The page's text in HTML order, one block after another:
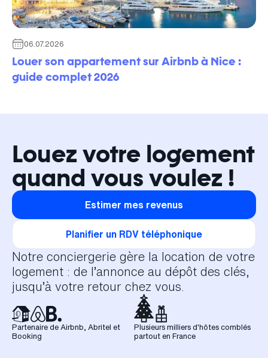
06.07.2026
Louer son appartement sur Airbnb à Nice :
guide complet 2026
Louez votre logement
quand vous voulez !
Estimer mes revenus
Planifier un RDV téléphonique
Notre conciergerie gère la location de votre
logement : de l’annonce au dépôt des clés,
jusqu’à votre retour chez vous.
Partenaire de Airbnb, Abritel et
Booking
Plusieurs milliers d'hôtes comblés
partout en France